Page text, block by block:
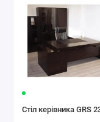
Стіл керівника GRS